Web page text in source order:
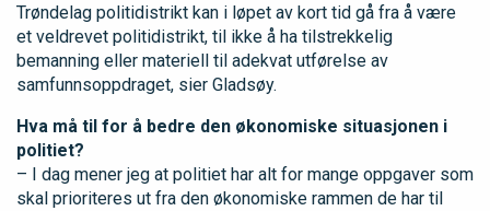
Trøndelag politidistrikt kan i løpet av kort tid gå fra å være
et veldrevet politidistrikt, til ikke å ha tilstrekkelig
bemanning eller materiell til adekvat utførelse av
samfunnsoppdraget, sier Gladsøy.
Hva må til for å bedre den økonomiske situasjonen i
politiet?
– I dag mener jeg at politiet har alt for mange oppgaver som
skal prioriteres ut fra den økonomiske rammen de har til